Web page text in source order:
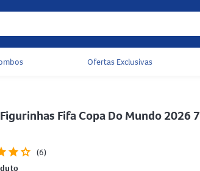
Acessos rápidos do cabeçalho
Ofertas Exclusivas
Fifa Copa Do Mundo 2026 7
starstar (6)